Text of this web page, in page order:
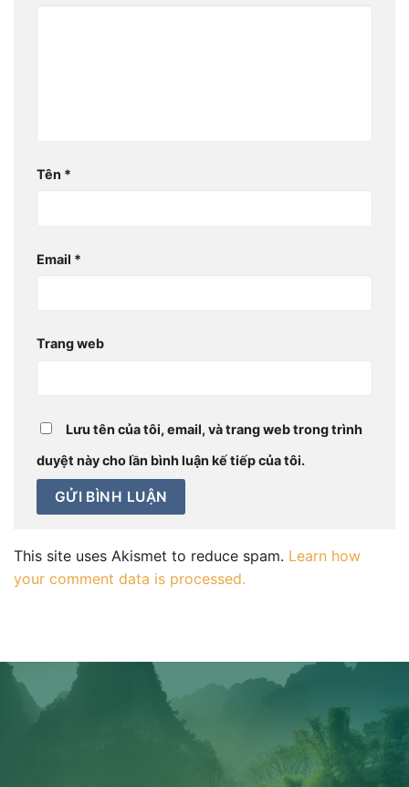
Tên *
Email *
Trang web
Lưu tên của tôi, email, và trang web trong trình
duyệt này cho lần bình luận kế tiếp của tôi.
This site uses Akismet to reduce spam. Learn how
your comment data is processed.